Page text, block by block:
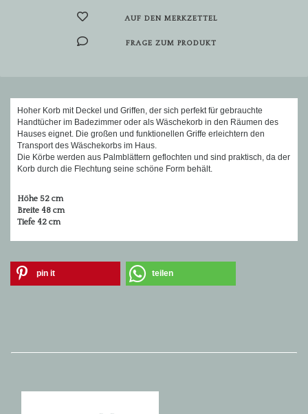
AUF DEN MERKZETTEL
FRAGE ZUM PRODUKT
Hoher Korb mit Deckel und Griffen, der sich perfekt für gebrauchte
Handtücher im Badezimmer oder als Wäschekorb in den Räumen des
Hauses eignet. Die großen und funktionellen Griffe erleichtern den
Transport des Wäschekorbs im Haus.
Die Körbe werden aus Palmblättern geflochten und sind praktisch, da der
Korb durch die Flechtung seine schöne Form behält.
Höhe 52 cm
Breite 48 cm
Tiefe 42 cm
pin it teilen